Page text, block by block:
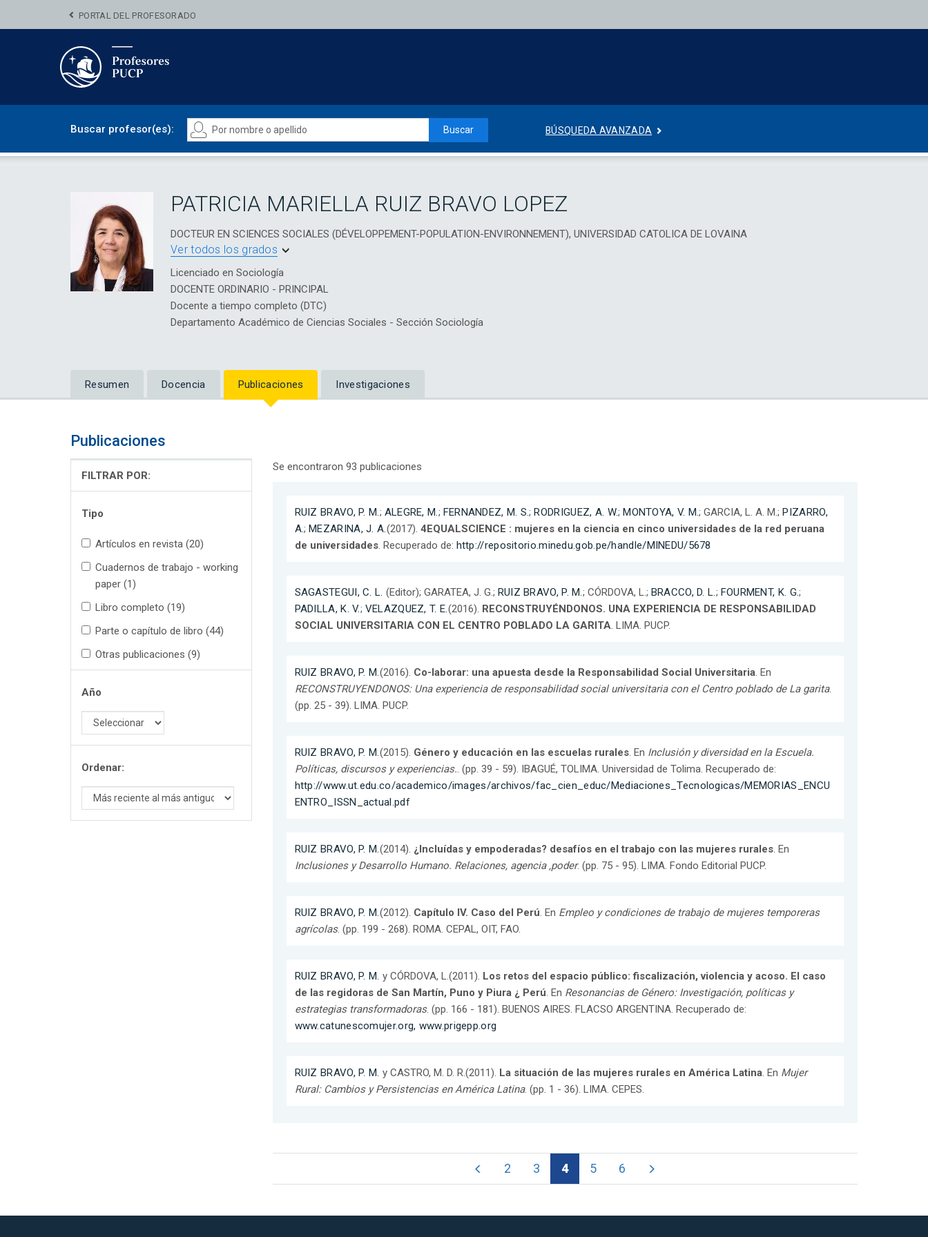
PORTAL DEL PROFESORADO
Buscar profesor(es): Buscar BÚSQUEDA AVANZADA
PATRICIA MARIELLA RUIZ BRAVO LOPEZ
DOCTEUR EN SCIENCES SOCIALES (DÉVELOPPEMENT-POPULATION-ENVIRONNEMENT), UNIVERSIDAD CATOLICA DE LOVAINA
Ver todos los grados
Licenciado en Sociología
DOCENTE ORDINARIO - PRINCIPAL
Docente a tiempo completo (DTC)
Departamento Académico de Ciencias Sociales - Sección Sociología
Resumen Docencia Publicaciones Investigaciones
Publicaciones
FILTRAR POR:
Tipo
Artículos en revista (20)
Cuadernos de trabajo - working
paper (1)
Libro completo (19)
Parte o capítulo de libro (44)
Otras publicaciones (9)
Año
Ordenar:
Se encontraron 93 publicaciones
RUIZ BRAVO, P. M.; ALEGRE, M.; FERNANDEZ, M. S.; RODRIGUEZ, A. W.; MONTOYA, V. M.; GARCIA, L. A. M.; PIZARRO,
A.; MEZARINA, J. A.(2017). 4EQUALSCIENCE : mujeres en la ciencia en cinco universidades de la red peruana
de universidades. Recuperado de: http://repositorio.minedu.gob.pe/handle/MINEDU/5678
SAGASTEGUI, C. L. (Editor); GARATEA, J. G.; RUIZ BRAVO, P. M.; CÓRDOVA, L.; BRACCO, D. L.; FOURMENT, K. G.;
PADILLA, K. V.; VELAZQUEZ, T. E.(2016). RECONSTRUYÉNDONOS. UNA EXPERIENCIA DE RESPONSABILIDAD
SOCIAL UNIVERSITARIA CON EL CENTRO POBLADO LA GARITA. LIMA. PUCP.
RUIZ BRAVO, P. M.(2016). Co-laborar: una apuesta desde la Responsabilidad Social Universitaria. En
RECONSTRUYENDONOS: Una experiencia de responsabilidad social universitaria con el Centro poblado de La garita.
(pp. 25 - 39). LIMA. PUCP.
RUIZ BRAVO, P. M.(2015). Género y educación en las escuelas rurales. En Inclusión y diversidad en la Escuela.
Políticas, discursos y experiencias.. (pp. 39 - 59). IBAGUÉ, TOLIMA. Universidad de Tolima. Recuperado de:
http://www.ut.edu.co/academico/images/archivos/fac_cien_educ/Mediaciones_Tecnologicas/MEMORIAS_ENCU
ENTRO_ISSN_actual.pdf
RUIZ BRAVO, P. M.(2014). ¿Incluídas y empoderadas? desafíos en el trabajo con las mujeres rurales. En
Inclusiones y Desarrollo Humano. Relaciones, agencia ,poder. (pp. 75 - 95). LIMA. Fondo Editorial PUCP.
RUIZ BRAVO, P. M.(2012). Capítulo IV. Caso del Perú. En Empleo y condiciones de trabajo de mujeres temporeras
agrícolas. (pp. 199 - 268). ROMA. CEPAL, OIT, FAO.
RUIZ BRAVO, P. M. y CÓRDOVA, L.(2011). Los retos del espacio público: fiscalización, violencia y acoso. El caso
de las regidoras de San Martín, Puno y Piura ¿ Perú. En Resonancias de Género: Investigación, políticas y
estrategias transformadoras. (pp. 166 - 181). BUENOS AIRES. FLACSO ARGENTINA. Recuperado de:
www.catunescomujer.org, www.prigepp.org
RUIZ BRAVO, P. M. y CASTRO, M. D. R.(2011). La situación de las mujeres rurales en América Latina. En Mujer
Rural: Cambios y Persistencias en América Latina. (pp. 1 - 36). LIMA. CEPES.
2 3 4 5 6